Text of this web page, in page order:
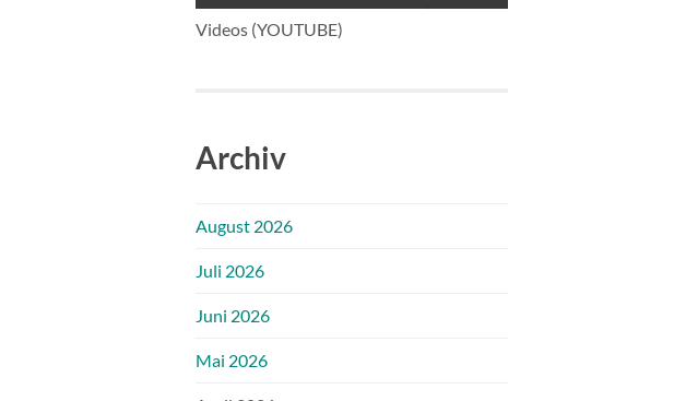
Videos (YOUTUBE)
Archiv
August 2026
Juli 2026
Juni 2026
Mai 2026